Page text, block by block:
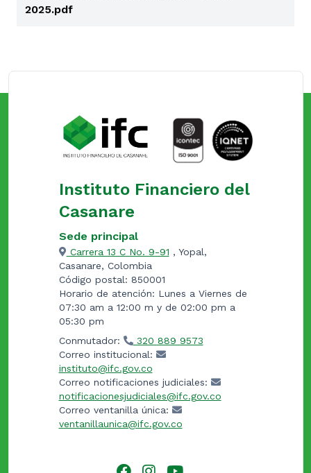
2025.pdf
Instituto Financiero del
Casanare
Sede principal
Carrera 13 C No. 9-91 , Yopal,
Casanare, Colombia
Código postal: 850001
Horario de atención: Lunes a Viernes de
07:30 am a 12:00 m y de 02:00 pm a
05:30 pm
Conmutador:
320 889 9573
Correo institucional:
instituto@ifc.gov.co
Correo notificaciones judiciales:
notificacionesjudiciales@ifc.gov.co
Correo ventanilla única:
ventanillaunica@ifc.gov.co